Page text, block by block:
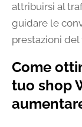
attribuirsi al
guidare le
prestazioni del
Come
tuo shop